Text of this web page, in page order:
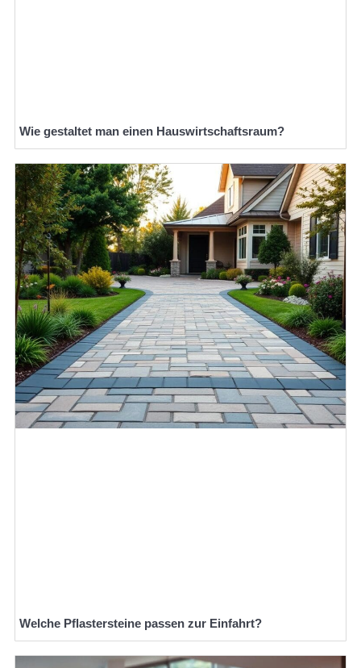
Wie gestaltet man einen Hauswirtschaftsraum?
Welche Pflastersteine passen zur Einfahrt?